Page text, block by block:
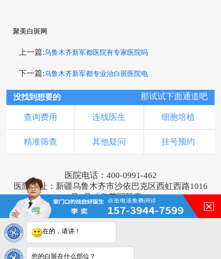
聚美白斑网
上一篇:乌鲁木齐新军都医院有专家医院吗
下一篇:乌鲁木齐新军都专业治白斑医院电
没找到想要的 那试试下面通道吧
查询费用 连线医生 细胞培植
精准筛查 其他疑问 挂号预约
医院电话：400-0991-462
医院地址：新疆乌鲁木齐市沙依巴克区西虹西路1016
号1号「奥莱国际旁」
版权所有：乌鲁木齐新军都皮肤病医院
新ICP备16001749号-2
注：本网站信息仅供参考，不能作为诊断及医疗依
据，服用药物或进行治疗时请遵医嘱。如有转载或引
用文章涉及版权问题，请与我们联系。
在的，请讲！
您的白斑在什么部位？